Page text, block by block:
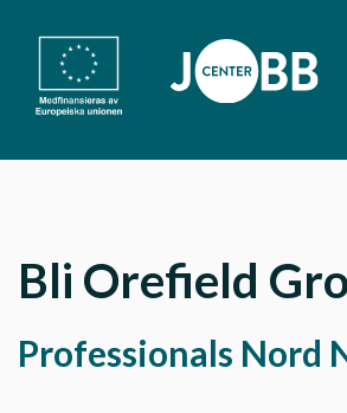
Bli Orefield
Professionals Nord